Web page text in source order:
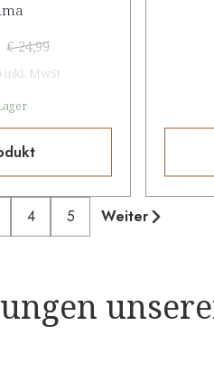
€ 24,99
) inkl. MwSt
4 5 Weiter